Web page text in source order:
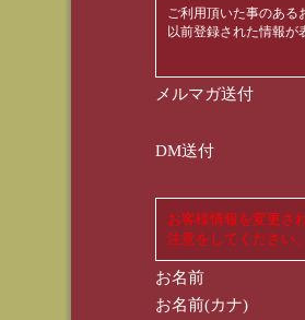
ご利用頂いた事のある
以前登録された情報が
メルマガ送付
DM送付
お客様情報を変更さ
注意をしてくださ
お名前
お名前(カナ)